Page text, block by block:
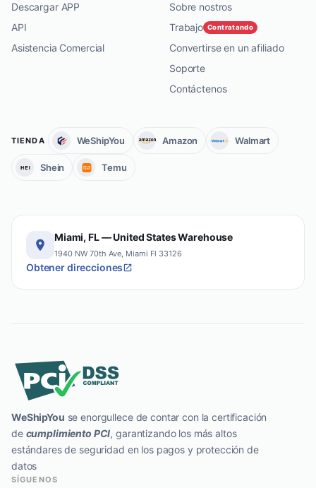
Descargar APP
API
Asistencia Comercial
Sobre nostros
Trabajo Contratando
Convertirse en un afiliado
Soporte
Contáctenos
TIENDA WeShipYou Amazon Walmart
Shein Temu
Miami, FL — United States Warehouse
1940 NW 70th Ave, Miami Fl 33126
Obtener direcciones
WeShipYou se enorgullece de contar con la certificación
de cumplimiento PCI, garantizando los más altos
estándares de seguridad en los pagos y protección de
datos
SÍGUENOS